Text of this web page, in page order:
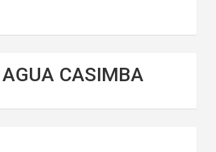
AGUA CASIMBA